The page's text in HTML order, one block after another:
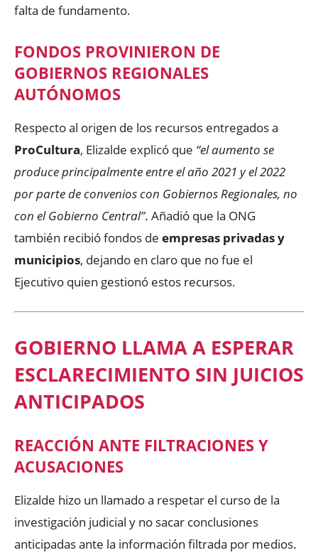
falta de fundamento.
FONDOS PROVINIERON DE
GOBIERNOS REGIONALES
AUTÓNOMOS
Respecto al origen de los recursos entregados a
ProCultura, Elizalde explicó que “el aumento se
produce principalmente entre el año 2021 y el 2022
por parte de convenios con Gobiernos Regionales, no
con el Gobierno Central”. Añadió que la ONG
también recibió fondos de empresas privadas y
municipios, dejando en claro que no fue el
Ejecutivo quien gestionó estos recursos.
GOBIERNO LLAMA A ESPERAR
ESCLARECIMIENTO SIN JUICIOS
ANTICIPADOS
REACCIÓN ANTE FILTRACIONES Y
ACUSACIONES
Elizalde hizo un llamado a respetar el curso de la
investigación judicial y no sacar conclusiones
anticipadas ante la información filtrada por medios.